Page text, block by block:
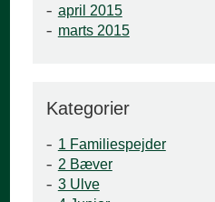
april 2015
marts 2015
Kategorier
1 Familiespejder
2 Bæver
3 Ulve